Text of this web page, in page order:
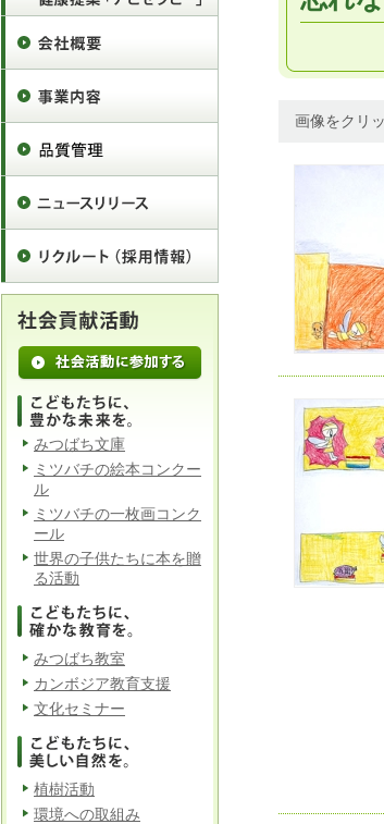
画像をクリ
みつばち文庫
ミツバチの絵本コンクー
ル
ミツバチの一枚画コンク
ール
世界の子供たちに本を贈
る活動
みつばち教室
カンボジア教育支援
文化セミナー
植樹活動
環境への取組み